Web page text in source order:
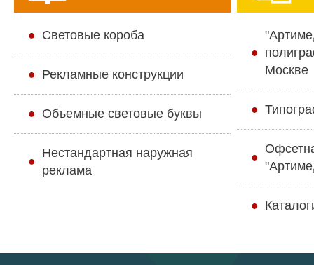
Cветовые короба
Рекламные конструкции
Объемные световые буквы
Нестандартная наружная
реклама
Москве